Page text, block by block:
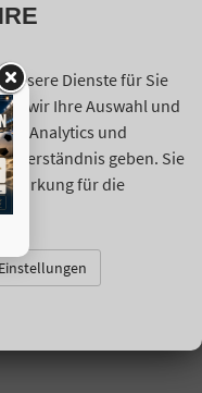
Control)
unsere Dienste für Sie
wir Ihre Auswahl und
Analytics und
geben. Sie
Wirkung für die
Einstellungen